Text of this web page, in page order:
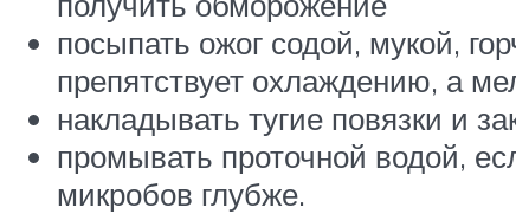
посыпать ожог содой, мукой,
препятствует охлаждению, а
накладывать тугие повязки и
промывать проточной водой,
микробов глубже.